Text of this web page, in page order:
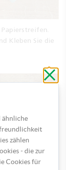
Kleben Sie die
ohne
zu
ähnliche
zählen
- die zur
Cookies für